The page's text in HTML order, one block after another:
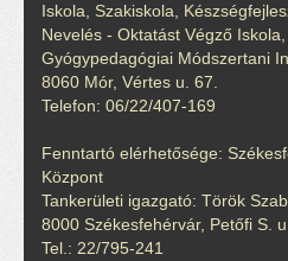
Iskola, Szakiskola,
Nevelés - Oktatást Végző
Gyógypedagógiai Módszertani
8060 Mór, Vértes u. 67.
Telefon: 06/22/407-169
Fenntartó elérhetősége:
Központ
Tankerületi igazgató: Török
8000 Székesfehérvár, Petőfi S.
Tel.: 22/795-241